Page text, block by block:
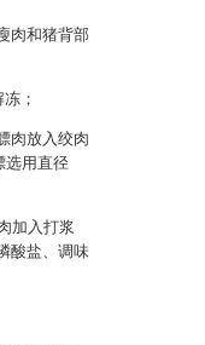
肉和猪背部
；
肉放入绞肉
选用直径
加入打浆
酸盐、调味